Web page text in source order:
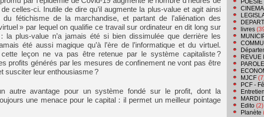
celles-ci. Inutile de dire qu’il augmente la plus-value et agit ainsi
fétichisme de la marchandise, et partant de l’aliénation des
» par lequel on qualifie ce travail sur ordinateur en dit long sur
la plus-value n’a jamais été si bien dissimulée que derrière les
été aussi magique qu’à l’ère de l’informatique et du virtuel.
leçon ne va pas être retenue par le système capitaliste ?
profits générés par les mesures de confinement ne vont pas être
susciter leur enthousiasme ?
autre avantage pour un système fondé sur le profit, dont la
une menace pour le capital : il permet un meilleur pointage
POESIE
CINEMA
livres
REVUE
MJCF
PCF -
Entretien
MARDI
Edito (2)
Planète